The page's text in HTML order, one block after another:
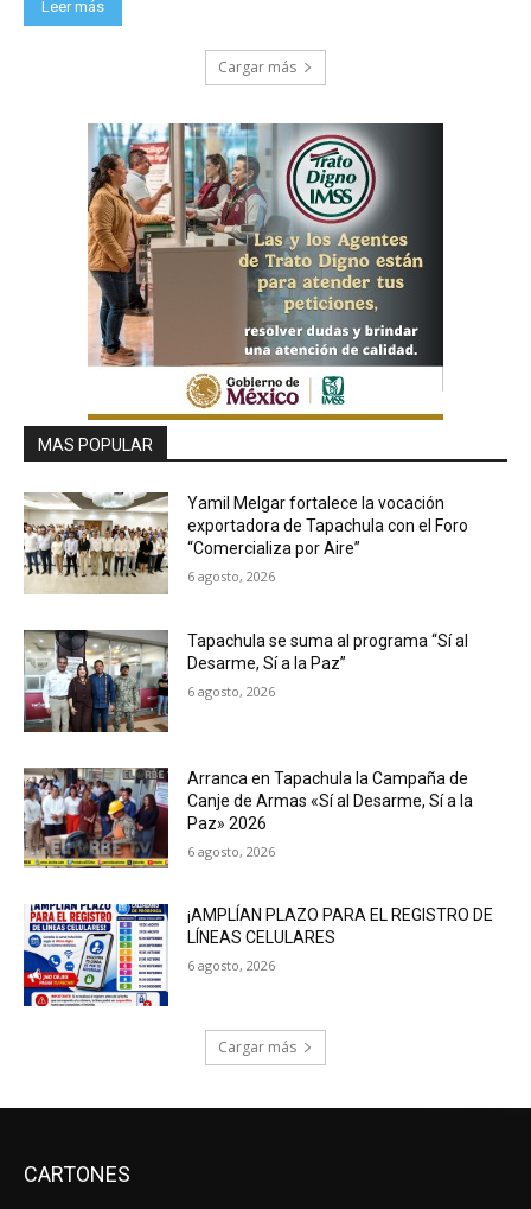
Leer más
Cargar más
MAS POPULAR
Yamil Melgar fortalece la vocación
exportadora de Tapachula con el Foro
“Comercializa por Aire”
6 agosto, 2026
Tapachula se suma al programa “Sí al
Desarme, Sí a la Paz”
6 agosto, 2026
Arranca en Tapachula la Campaña de
Canje de Armas «Sí al Desarme, Sí a la
Paz» 2026
6 agosto, 2026
¡AMPLÍAN PLAZO PARA EL REGISTRO DE
LÍNEAS CELULARES
6 agosto, 2026
Cargar más
CARTONES